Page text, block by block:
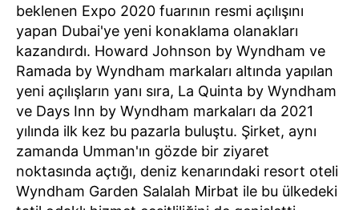
beklenen Expo 2020 fuarının resmi açılışını
yapan Dubai'ye yeni konaklama olanakları
kazandırdı. Howard Johnson by Wyndham ve
Ramada by Wyndham markaları altında yapılan
yeni açılışların yanı sıra, La Quinta by Wyndham
ve Days Inn by Wyndham markaları da 2021
yılında ilk kez bu pazarla buluştu. Şirket, aynı
zamanda Umman'ın gözde bir ziyaret
noktasında açtığı, deniz kenarındaki resort oteli
Wyndham Garden Salalah Mirbat ile bu ülkedeki